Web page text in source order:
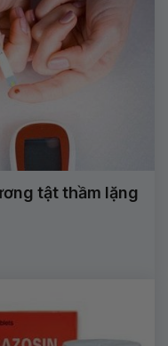
tật thầm lặng